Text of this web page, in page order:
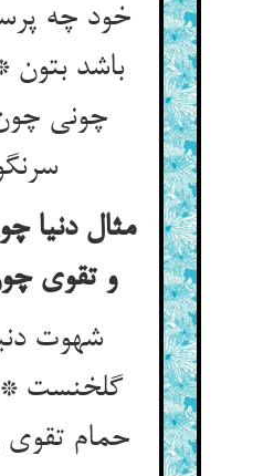
خود چه
باشد
چونی
مثال دنیا
و تقوی
شهوت
گلخنست
حمام